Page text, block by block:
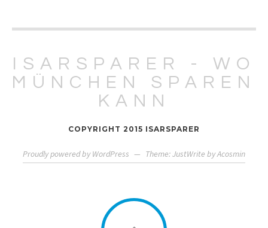
ISARSPARER - WO
MÜNCHEN SPAREN
KANN
COPYRIGHT 2015 ISARSPARER
Proudly powered by WordPress — Theme: JustWrite byAcosmin